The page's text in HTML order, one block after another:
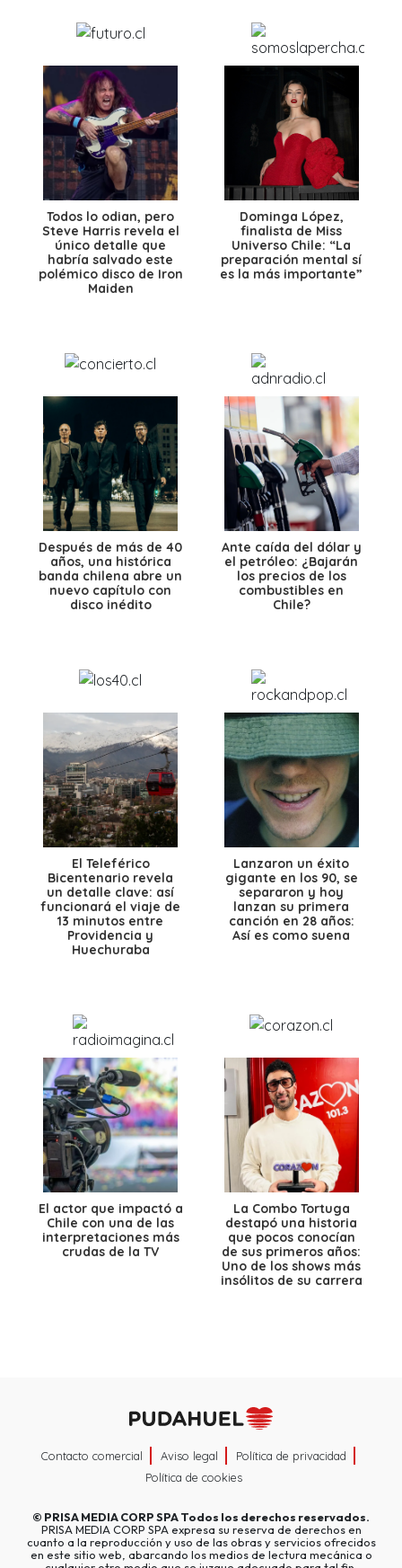
Todos lo odian, pero
Steve Harris revela el
único detalle que
habría salvado este
polémico disco de Iron
Maiden
Dominga López,
finalista de Miss
Universo Chile: “La
preparación mental sí
es la más importante”
Después de más de 40
años, una histórica
banda chilena abre un
nuevo capítulo con
disco inédito
Ante caída del dólar y
el petróleo: ¿Bajarán
los precios de los
combustibles en
Chile?
El Teleférico
Bicentenario revela
un detalle clave: así
funcionará el viaje de
13 minutos entre
Providencia y
Huechuraba
Lanzaron un éxito
gigante en los 90, se
separaron y hoy
lanzan su primera
canción en 28 años:
Así es como suena
El actor que impactó a
Chile con una de las
interpretaciones más
crudas de la TV
La Combo Tortuga
destapó una historia
que pocos conocían
de sus primeros años:
Uno de los shows más
insólitos de su carrera
Contacto comercial Aviso legal
Política de privacidad
Política de cookies
© PRISA MEDIA CORP SPATodos los derechos reservados.
PRISA MEDIA CORP SPA expresa su reserva de derechos en
cuanto a la reproducción y uso de las obras y servicios ofrecidos
en este sitio web, abarcando los medios de lectura mecánica o